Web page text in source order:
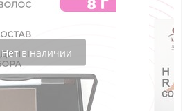
Нет в наличии